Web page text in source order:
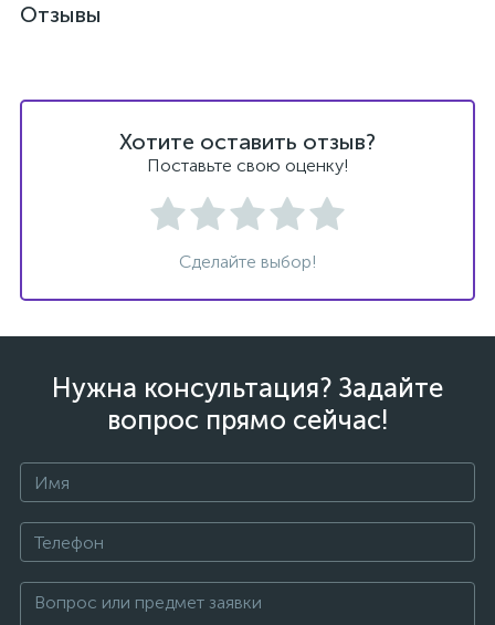
Отзывы
Хотите оставить отзыв?
Поставьте свою оценку!
Сделайте выбор!
Нужна консультация? Задайте
вопрос прямо сейчас!